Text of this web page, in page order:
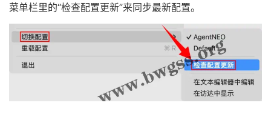
菜单栏里的“检查配置更新”来同步最新配置。